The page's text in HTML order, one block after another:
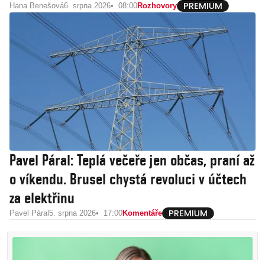
Hana Benešová6. srpna 2026 08:00Rozhovory
Pavel Páral: Teplá večeře jen občas, praní až
o víkendu. Brusel chystá revoluci v účtech
za elektřinu
Pavel Páral 5. srpna 2026 17:00Komentáře